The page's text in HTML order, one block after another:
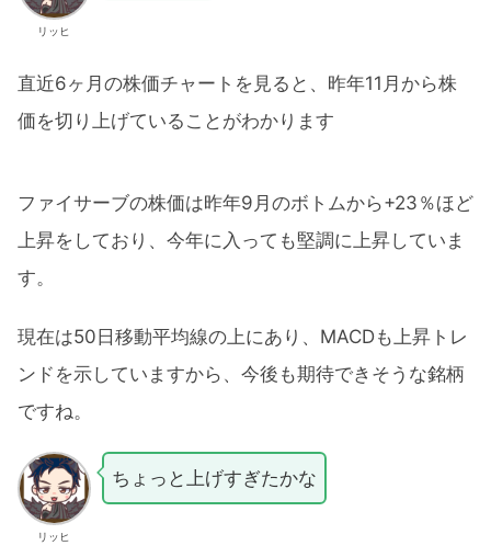
リッヒ
直近6ヶ月の株価チャートを見ると、昨年11月から株
価を切り上げていることがわかります
ファイサーブの株価は昨年9月のボトムから+23％ほど
上昇をしており、今年に入っても堅調に上昇していま
す。
現在は50日移動平均線の上にあり、MACDも上昇トレ
ンドを示していますから、今後も期待できそうな銘柄
ですね。
リッヒ
ちょっと上げすぎたかな